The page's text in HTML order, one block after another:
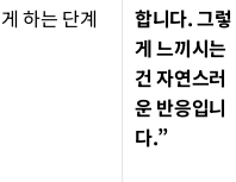
게 하는 단계
합니다. 그렇
게 느끼시는
건 자연스러
운 반응입니
다.”